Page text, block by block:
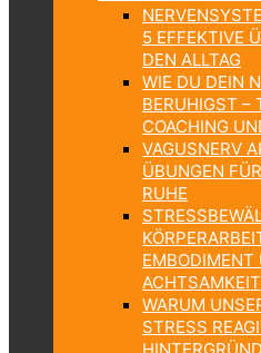
5 EFFEKTIVE
DEN ALLTAG
WIE DU DEIN
BERUHIGST –
COACHING
VAGUSNERV
ÜBUNGEN
RUHE
EMBODIMENT
ACHTSAMKEIT
WARUM
STRESS